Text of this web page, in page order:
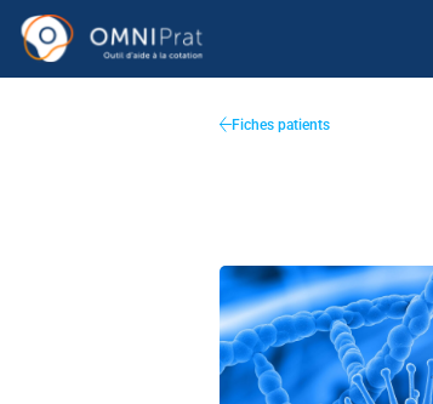
Fiches patients